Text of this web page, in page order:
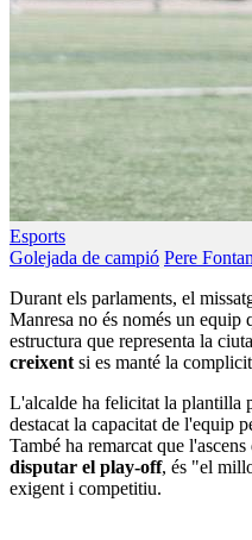
Esports
Golejada de campió Pere
Durant els parlaments, el
Manresa no és només un equip
estructura que representa la
creixentsi es manté la
L'alcalde ha felicitat la plantilla
destacat la capacitat de l'equip
També ha remarcat que l'ascens
disputar el play-off, és "el
exigent i competitiu.